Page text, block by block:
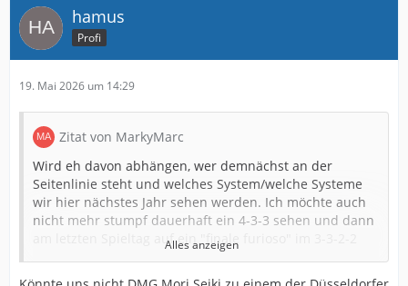
hamus
Profi
19. Mai 2026 um 14:29
Zitat von MarkyMarc
Wird eh davon abhängen, wer demnächst an der
Seitenlinie steht und welches System/welche Systeme
wir hier nächstes Jahr sehen werden. Ich möchte auch
nicht mehr stumpf dauerhaft ein 4-3-3 sehen und dann
am letzten Spieltag auf ein "finale furioso" im 3-3-2-2
Alles anzeigen